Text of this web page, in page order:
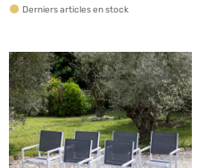
Derniers articles en stock